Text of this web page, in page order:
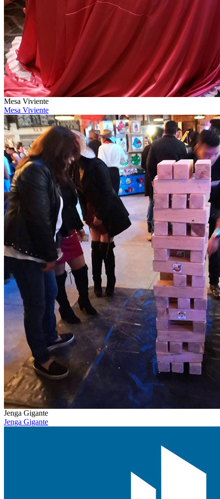
Mesa Viviente
Mesa Viviente
Jenga Gigante
Jenga Gigante